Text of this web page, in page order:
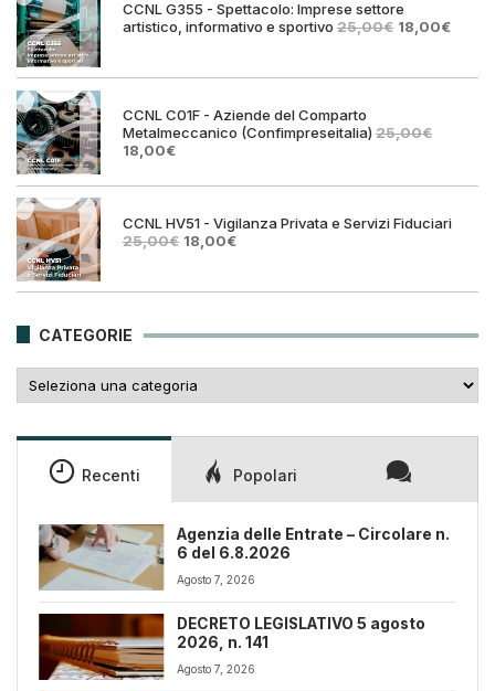
CCNL G355 - Spettacolo: Imprese settore
artistico, informativo e sportivo 25,00€ Il
era:
18,00€Il
è:
CCNL C01F - Aziende del Comparto
Metalmeccanico (Confimpreseitalia) 25,00€
Il
originale
25,00€.
18,00€Il
attuale
18,00€.
CCNL HV51 - Vigilanza Privata e Servizi Fiduciari
25,00€ Il
era:
18,00€Il
è:
CATEGORIE
Recenti Popolari
Agenzia delle Entrate – Circolare n.
6 del 6.8.2026
Agosto 7, 2026
DECRETO LEGISLATIVO 5 agosto
2026, n. 141
Agosto 7, 2026